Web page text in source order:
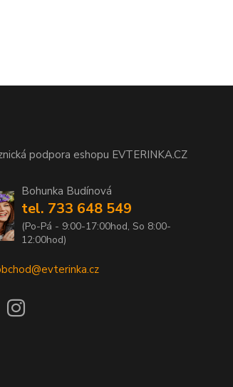
podpora eshopu EVTERINKA.CZ
Bohunka Budínová
tel. 733 648 549
(Po-Pá - 9:00-17:00hod, So 8:00-
12:00hod)